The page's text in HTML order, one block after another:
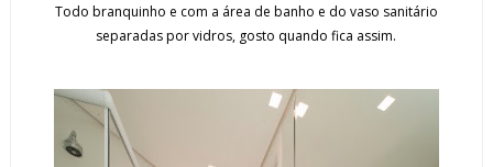
Todo branquinho e com a área de banho e do vaso sanitário
separadas por vidros, gosto quando fica assim.